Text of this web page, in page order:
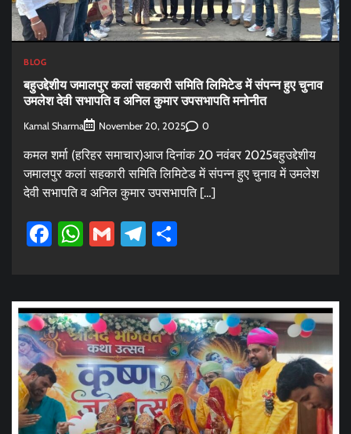
BLOG
बहुउद्देशीय जमालपुर कलां सहकारी समिति लिमिटेड में संपन्न हुए चुनाव
उमलेश देवी सभापति व अनिल कुमार उपसभापति मनोनीत
Kamal Sharma November 20, 2025 0
कमल शर्मा (हरिहर समाचार)आज दिनांक 20 नवंबर 2025बहुउद्देशीय
जमालपुर कलां सहकारी समिति लिमिटेड में संपन्न हुए चुनाव में उमलेश
देवी सभापति व अनिल कुमार उपसभापति […]
Facebook
WhatsApp
GmailTelegram